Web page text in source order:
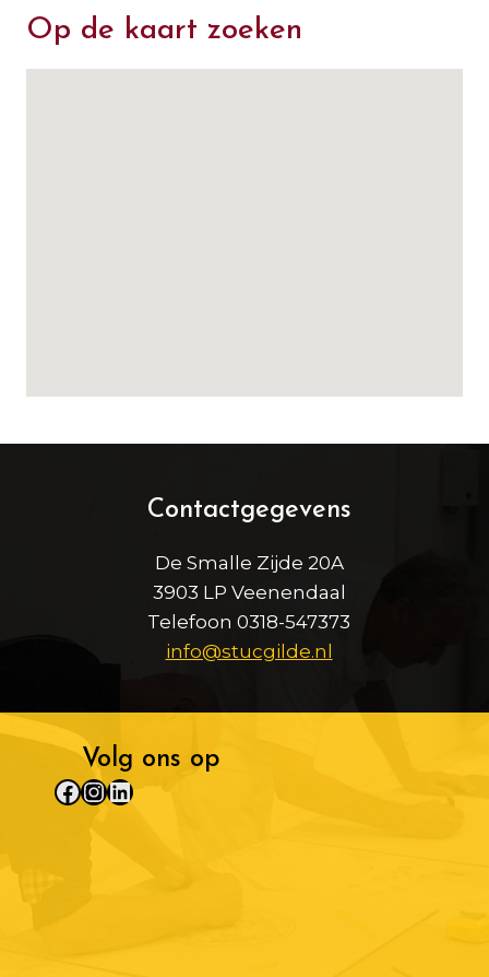
Op de kaart zoeken
Contactgegevens
De Smalle Zijde 20A
3903 LP Veenendaal
Telefoon 0318-547373
info@stucgilde.nl
Volg ons op
Facebook
Instagram
LinkedIn